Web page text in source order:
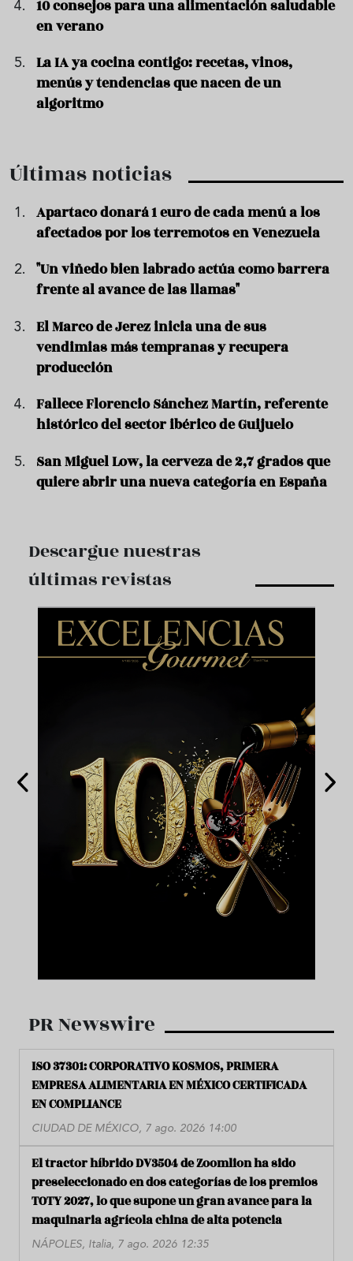
10 consejos para una alimentación saludable
en verano
La IA ya cocina contigo: recetas, vinos,
menús y tendencias que nacen de un
algoritmo
Últimas noticias
Apartaco donará 1 euro de cada menú a los
afectados por los terremotos en Venezuela
"Un viñedo bien labrado actúa como barrera
frente al avance de las llamas"
El Marco de Jerez inicia una de sus
vendimias más tempranas y recupera
producción
Fallece Florencio Sánchez Martín, referente
histórico del sector ibérico de Guijuelo
San Miguel Low, la cerveza de 2,7 grados que
quiere abrir una nueva categoría en España
Descargue nuestras
últimas revistas
PR Newswire
ISO 37301: CORPORATIVO KOSMOS, PRIMERA
EMPRESA ALIMENTARIA EN MÉXICO CERTIFICADA
EN COMPLIANCE
CIUDAD DE MÉXICO, 7 ago. 2026 14:00
El tractor híbrido DV3504 de Zoomlion ha sido
preseleccionado en dos categorías de los premios
TOTY 2027, lo que supone un gran avance para la
maquinaria agrícola china de alta potencia
NÁPOLES, Italia, 7 ago. 2026 12:35